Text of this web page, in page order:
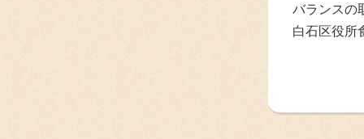
バランスの
白石区役所